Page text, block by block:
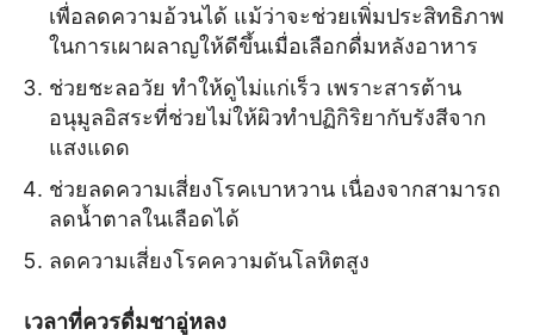
เพื่อลดความอ้วนได้ แม้ว่าจะช่วยเพิ่มประสิทธิภาพ
ในการเผาผลาญให้ดีขึ้นเมื่อเลือกดื่มหลังอาหาร
ช่วยชะลอวัย ทำให้ดูไม่แก่เร็ว เพราะสารต้าน
อนุมูลอิสระที่ช่วยไม่ให้ผิวทำปฏิกิริยากับรังสีจาก
แสงแดด
ช่วยลดความเสี่ยงโรคเบาหวาน เนื่องจากสามารถ
ลดน้ำตาลในเลือดได้
ลดความเสี่ยงโรคความดันโลหิตสูง
เวลาที่ควรดื่มชาอู่หลง